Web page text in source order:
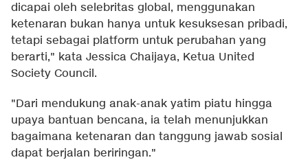
dicapai oleh selebritas global, menggunakan
ketenaran bukan hanya untuk kesuksesan pribadi,
tetapi sebagai platform untuk perubahan yang
berarti," kata Jessica Chaijaya, Ketua United
Society Council.
"Dari mendukung anak-anak yatim piatu hingga
upaya bantuan bencana, ia telah menunjukkan
bagaimana ketenaran dan tanggung jawab sosial
dapat berjalan beriringan."